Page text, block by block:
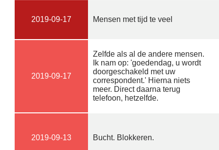
2019-09-17 Mensen met tijd te veel
2019-09-17
Zelfde als al de andere mensen.
Ik nam op: 'goedendag, u wordt
doorgeschakeld met uw
correspondent.' Hierna niets
meer. Direct daarna terug
telefoon, hetzelfde.
2019-09-13 Bucht. Blokkeren.